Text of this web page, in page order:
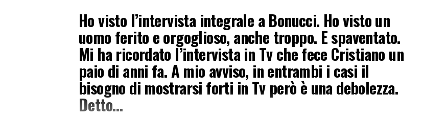
Ho visto l’intervista integrale a Bonucci. Ho visto un
uomo ferito e orgoglioso, anche troppo. E spaventato.
Mi ha ricordato l’intervista in Tv che fece Cristiano un
paio di anni fa. A mio avviso, in entrambi i casi il
bisogno di mostrarsi forti in Tv però è una debolezza.
Detto…